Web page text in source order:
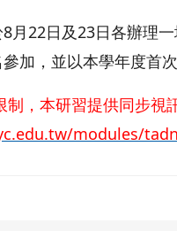
月22日及23日各辦理
加，並以本學年度首
制，本研習提供同步視
modules/